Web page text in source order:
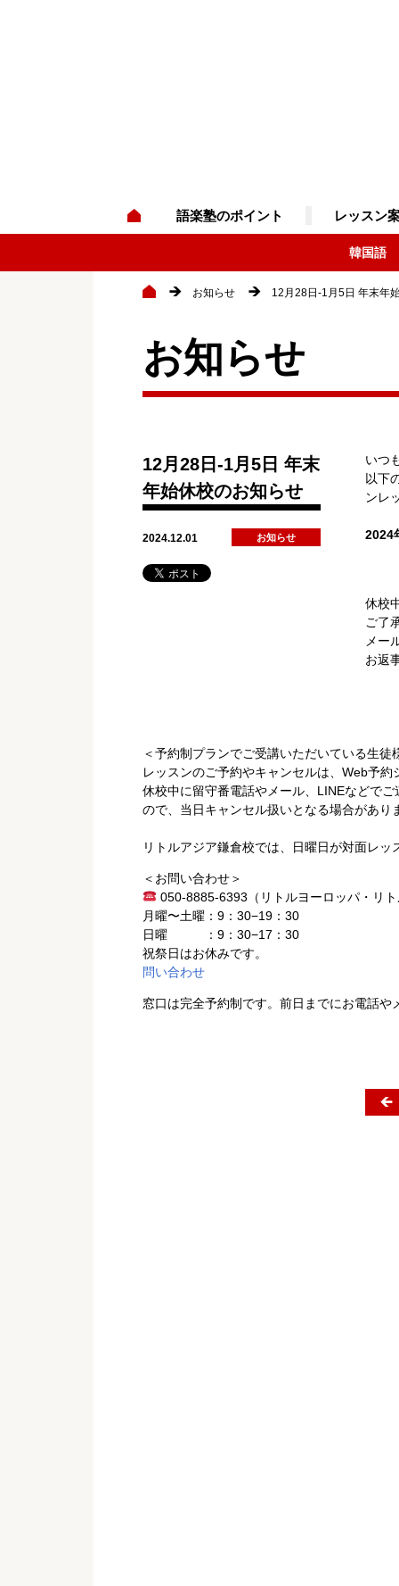
語楽塾のポイント レッスン
韓国語
お知らせ 12月28日-1月5日 年末年
お知らせ
12月28日-1月5日 年末
年始休校のお知らせ
2024.12.01 お知らせ
いつ
以下
ンレ
2024
休校
ご了
メー
お返
＜予約制プランでご受講いただいている生徒
レッスンのご予約やキャンセルは、Web予
休校中に留守番電話やメール、LINEなどで
ので、当日キャンセル扱いとなる場合があり
リトルアジア鎌倉校では、日曜日が対面レ
＜お問い合わせ＞
050-8885-6393（リトルヨーロッパ・リ
月曜〜土曜：9：30−19：30
日曜 ：9：30−17：30
祝祭日はお休みです。
問い合わせ
窓口は完全予約制です。前日までにお電話